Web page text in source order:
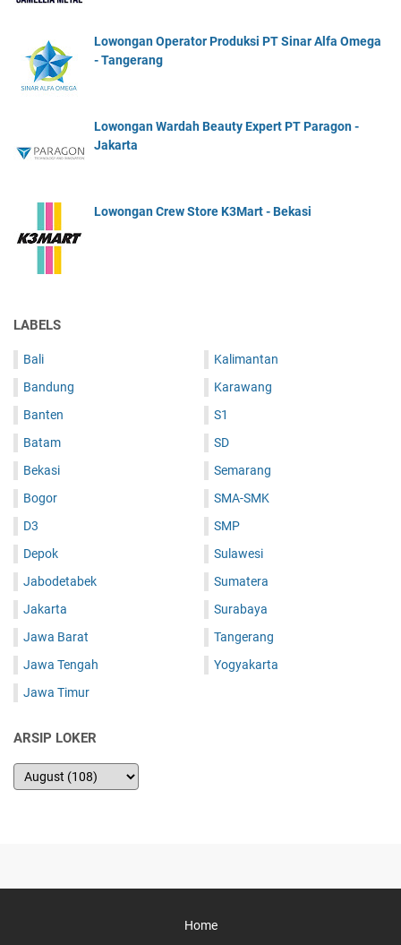
Lowongan Operator Produksi PT Sinar Alfa Omega
- Tangerang
Lowongan Wardah Beauty Expert PT Paragon -
Jakarta
Lowongan Crew Store K3Mart - Bekasi
LABELS
Bali
Bandung
Banten
Batam
Bekasi
Bogor
D3
Depok
Jabodetabek
Jakarta
Jawa Barat
Jawa Tengah
Jawa Timur
Kalimantan
Karawang
S1
SD
Semarang
SMA-SMK
SMP
Sulawesi
Sumatera
Surabaya
Tangerang
Yogyakarta
ARSIP LOKER
Home